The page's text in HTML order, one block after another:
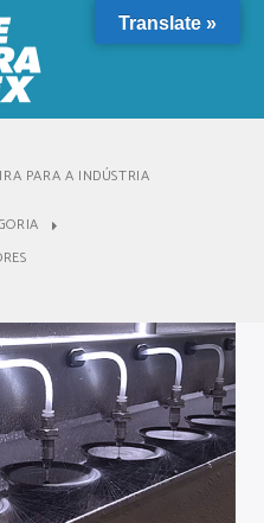
PARA A INDÚSTRIA
Translate »